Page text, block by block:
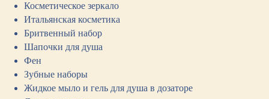
Косметическое зеркало
Итальянская косметика
Бритвенный набор
Шапочки для душа
Фен
Зубные наборы
Жидкое мыло и гель для душа в дозаторе